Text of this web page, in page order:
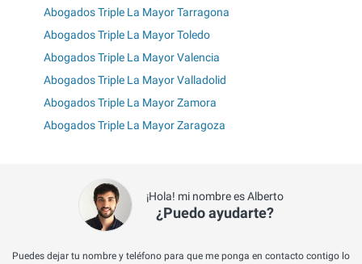
Abogados Triple La Mayor Tarragona
Abogados Triple La Mayor Toledo
Abogados Triple La Mayor Valencia
Abogados Triple La Mayor Valladolid
Abogados Triple La Mayor Zamora
Abogados Triple La Mayor Zaragoza
¡Hola! mi nombre es Alberto
¿Puedo ayudarte?
Puedes dejar tu nombre y teléfono para que me ponga en contacto contigo lo